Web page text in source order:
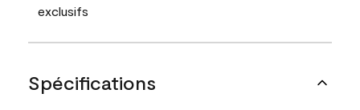
exclusifs
Spécifications